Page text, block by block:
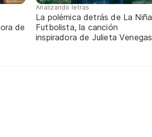
de
Analizando letras
La polémica detrás de La Niña
Futbolista, la canción
inspiradora de Julieta Venegas